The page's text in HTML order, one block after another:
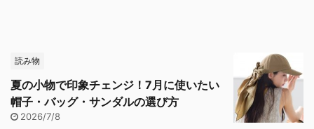
読み物
夏の小物で印象チェンジ！7月に使いたい
帽子・バッグ・サンダルの選び方
2026/7/8